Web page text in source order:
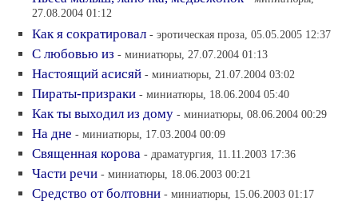
27.08.2004 01:12
Как я сократировал - эротическая проза, 05.05.2005 12:37
С любовью из - миниатюры, 27.07.2004 01:13
Настоящий асисяй - миниатюры, 21.07.2004 03:02
Пираты-призраки - миниатюры, 18.06.2004 05:40
Как ты выходил из дому - миниатюры, 08.06.2004 00:29
На дне - миниатюры, 17.03.2004 00:09
Священная корова - драматургия, 11.11.2003 17:36
Части речи - миниатюры, 18.06.2003 00:21
Средство от болтовни - миниатюры, 15.06.2003 01:17